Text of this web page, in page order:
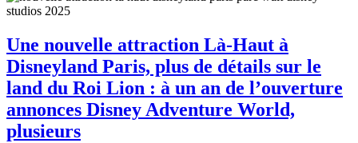
Une nouvelle attraction Là-Haut à
Disneyland Paris, plus de détails sur le
land du Roi Lion : à un an de l’ouverture
annonces Disney Adventure World,
plusieurs